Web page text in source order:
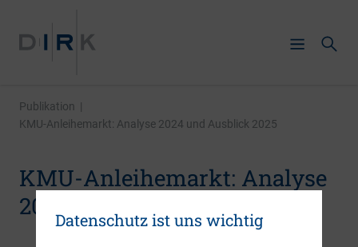
Publikation |
KMU-Anleihemarkt: Analyse 2024 und Ausblick 2025
KMU-Anleihemarkt: Analyse
2024 und Ausblick 2025
Datenschutz ist uns wichtig